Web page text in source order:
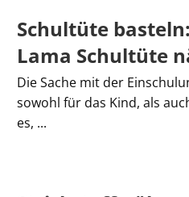
Schultüte
Lama Schultüte
Die Sache mit der
sowohl für das Kind, als
es, ...